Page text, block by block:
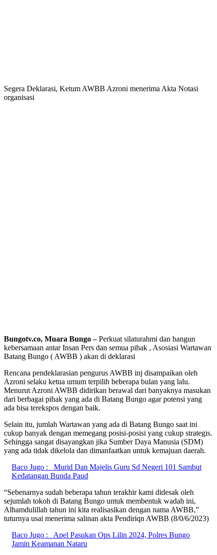
Segera Deklarasi, Ketum AWBB Azroni menerima Akta Notasi
organisasi
Bungotv.co, Muara Bungo –Perkuat silaturahmi dan bangun
kebersamaan antar Insan Pers dan semua pihak , Asosiasi Wartawan
Batang Bungo ( AWBB ) akan di deklarasi
Rencana pendeklarasian pengurus AWBB inj disampaikan oleh
Azroni selaku ketua umum terpilih beberapa bulan yang lalu.
Menurut Azroni AWBB didirikan berawal dari banyaknya masukan
dari berbagai pihak yang ada di Batang Bungo agar potensi yang
ada bisa terekspos dengan baik.
Selain itu, jumlah Wartawan yang ada di Batang Bungo saat ini
cukup banyak dengan memegang posisi-posisi yang cukup strategis.
Sehingga sangat disayangkan jika Sumber Daya Manusia (SDM)
yang ada tidak dikelola dan dimanfaatkan untuk kemajuan daerah.
Baco Jugo :
Murid Dan Majelis Guru Sd Negeri 101 Sambut
Kedatangan Bunda Paud
“Sebenarnya sudah beberapa tahun terakhir kami didesak oleh
sejumlah tokoh di Batang Bungo untuk membentuk wadah ini,
Alhamdulillah tahun ini kita realisasikan dengan nama AWBB,”
tuturnya usai menerima salinan akta Pendiriqn AWBB (8/0/6/2023)
Baco Jugo :
Apel Pasukan Ops Lilin 2024, Polres Bungo
Jamin Keamanan Nataru